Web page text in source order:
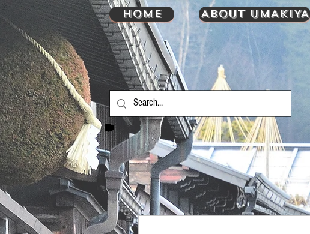
HOME About UMAKIYA